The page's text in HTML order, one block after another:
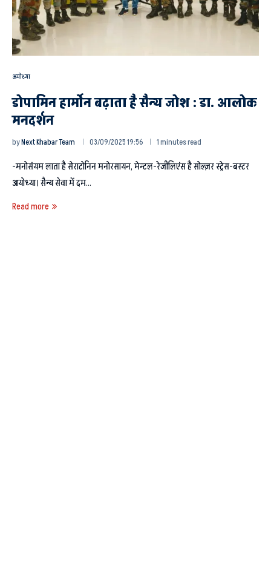
अयोध्या
डोपामिन हार्मोन बढ़ाता है सैन्य जोश : डा. आलोक
मनदर्शन
byNext Khabar Team 03/09/2025 19:56 1 minutes read
-मनोसंयम लाता है सेराटोनिन मनोरसायन, मेन्टल-रेजीलिएंस है सोल्ज़र स्ट्रेस-बस्टर
अयोध्या। सैन्य सेवा में दम…
Read more